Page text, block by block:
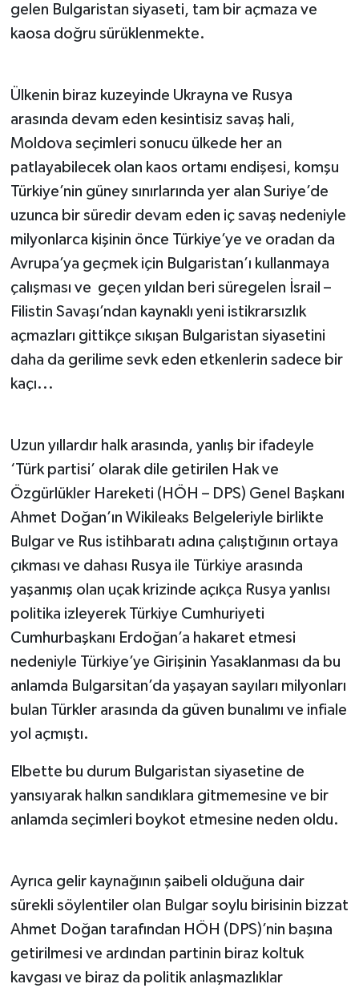
gelen Bulgaristan siyaseti, tam bir açmaza ve
kaosa doğru sürüklenmekte.
Ülkenin biraz kuzeyinde Ukrayna ve Rusya
arasında devam eden kesintisiz savaş hali,
Moldova seçimleri sonucu ülkede her an
patlayabilecek olan kaos ortamı endişesi, komşu
Türkiye’nin güney sınırlarında yer alan Suriye’de
uzunca bir süredir devam eden iç savaş nedeniyle
milyonlarca kişinin önce Türkiye’ye ve oradan da
Avrupa’ya geçmek için Bulgaristan’ı kullanmaya
çalışması ve geçen yıldan beri süregelen İsrail –
Filistin Savaşı’ndan kaynaklı yeni istikrarsızlık
açmazları gittikçe sıkışan Bulgaristan siyasetini
daha da gerilime sevk eden etkenlerin sadece bir
kaçı...
Uzun yıllardır halk arasında, yanlış bir ifadeyle
‘Türk partisi’ olarak dile getirilen Hak ve
Özgürlükler Hareketi (HÖH – DPS) Genel Başkanı
Ahmet Doğan’ın Wikileaks Belgeleriyle birlikte
Bulgar ve Rus istihbaratı adına çalıştığının ortaya
çıkması ve dahası Rusya ile Türkiye arasında
yaşanmış olan uçak krizinde açıkça Rusya yanlısı
politika izleyerek Türkiye Cumhuriyeti
Cumhurbaşkanı Erdoğan’a hakaret etmesi
nedeniyle Türkiye’ye Girişinin Yasaklanması da bu
anlamda Bulgarsitan’da yaşayan sayıları milyonları
bulan Türkler arasında da güven bunalımı ve infiale
yol açmıştı.
Elbette bu durum Bulgaristan siyasetine de
yansıyarak halkın sandıklara gitmemesine ve bir
anlamda seçimleri boykot etmesine neden oldu.
Ayrıca gelir kaynağının şaibeli olduğuna dair
sürekli söylentiler olan Bulgar soylu birisinin bizzat
Ahmet Doğan tarafından HÖH (DPS)’nin başına
getirilmesi ve ardından partinin biraz koltuk
kavgası ve biraz da politik anlaşmazlıklar